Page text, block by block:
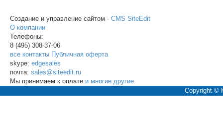
Создание и управление сайтом - CMS SiteEdit
О компании
Телефоны:
8 (495) 308-37-06
все контакты Публичная оферта
skype: edgesales
почта: sales@siteedit.ru
Мы принимаем к оплате:и многие другие
Copyright ©